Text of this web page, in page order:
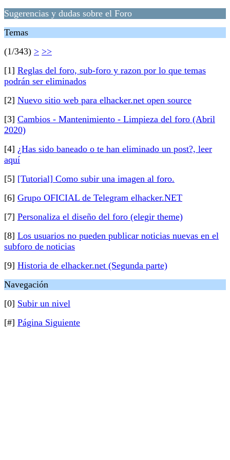
Sugerencias y dudas sobre el Foro
Temas
(1/343) > >>
[1] Reglas del foro, sub-foro y razon por lo que temas
podrán ser eliminados
[2] Nuevo sitio web para elhacker.net open source
[3] Cambios - Mantenimiento - Limpieza del foro (Abril
2020)
[4] ¿Has sido baneado o te han eliminado un post?, leer
aquí
[5] [Tutorial] Como subir una imagen al foro.
[6] Grupo OFICIAL de Telegram elhacker.NET
[7] Personaliza el diseño del foro (elegir theme)
[8] Los usuarios no pueden publicar noticias nuevas en el
subforo de noticias
[9] Historia de elhacker.net (Segunda parte)
Navegación
[0] Subir un nivel
[#] Página Siguiente